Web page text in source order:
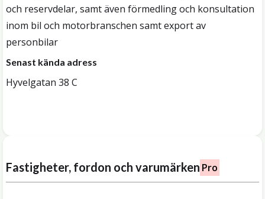
och reservdelar, samt även förmedling och konsultation
inom bil och motorbranschen samt export av
personbilar
Senast kända adress
Hyvelgatan 38 C
Fastigheter, fordon och varumärken Pro